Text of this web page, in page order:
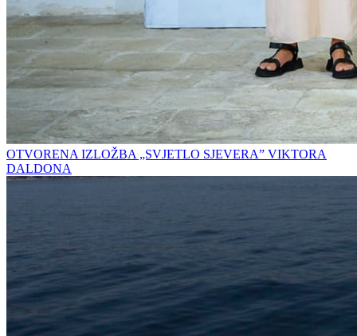
OTVORENA IZLOŽBA „SVJETLO SJEVERA” VIKTORA
DALDONA